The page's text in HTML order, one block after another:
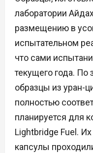
лаборатории
размещению в
испытательном
что сами
текущего года. По
образцы из уран-
полностью
планируется для
Lightbridge Fuel. Их
капсулы